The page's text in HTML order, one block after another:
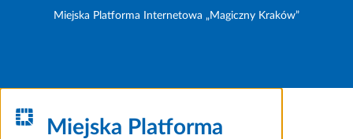
Miejska Platforma Internetowa „Magiczny Kraków”
Miejska Platforma